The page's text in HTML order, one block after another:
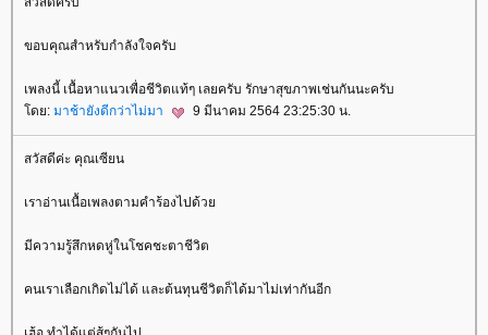
ขอบคุณสำหรับกำลังใจครับ
เพลงนี้ เนื้อหาแนวเพื่อชีวิตแท้ๆ เลยครับ รักษาสุขภาพเช่นกันนะครับ
ดย: มาช้ายังดีกว่าไม่มา 9 มีนาคม 2564 23:25:30 น.
สวัสดีค่ะ คุณเซียน
เราอ่านเนื้อเพลงตามคำร้องไปด้ว
มีความรู้สึกหดหู่ในโชคชะตาชีวิต
คนเราเลือกเกิดไม่ได้ และต้นทุนชีวิตก็ได้มาไม่เท่ากันอีก